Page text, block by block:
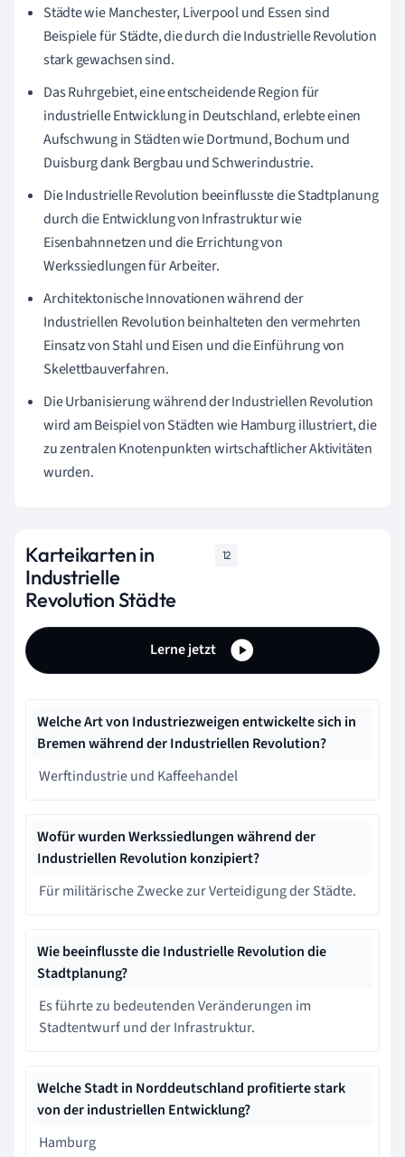
Städte wie Manchester, Liverpool und Essen sind
Beispiele für Städte, die durch die Industrielle Revolution
stark gewachsen sind.
Das Ruhrgebiet, eine entscheidende Region für
industrielle Entwicklung in Deutschland, erlebte einen
Aufschwung in Städten wie Dortmund, Bochum und
Duisburg dank Bergbau und Schwerindustrie.
Die Industrielle Revolution beeinflusste die Stadtplanung
durch die Entwicklung von Infrastruktur wie
Eisenbahnnetzen und die Errichtung von
Werkssiedlungen für Arbeiter.
Architektonische Innovationen während der
Industriellen Revolution beinhalteten den vermehrten
Einsatz von Stahl und Eisen und die Einführung von
Skelettbauverfahren.
Die Urbanisierung während der Industriellen Revolution
wird am Beispiel von Städten wie Hamburg illustriert, die
zu zentralen Knotenpunkten wirtschaftlicher Aktivitäten
wurden.
Karteikarten in
Industrielle
Revolution Städte
12
Lerne jetzt
Welche Art von Industriezweigen entwickelte sich in
Bremen während der Industriellen Revolution?
Werftindustrie und Kaffeehandel
Wofür wurden Werkssiedlungen während der
Industriellen Revolution konzipiert?
Für militärische Zwecke zur Verteidigung der Städte.
Wie beeinflusste die Industrielle Revolution die
Stadtplanung?
Es führte zu bedeutenden Veränderungen im
Stadtentwurf und der Infrastruktur.
Welche Stadt in Norddeutschland profitierte stark
von der industriellen Entwicklung?
Hamburg